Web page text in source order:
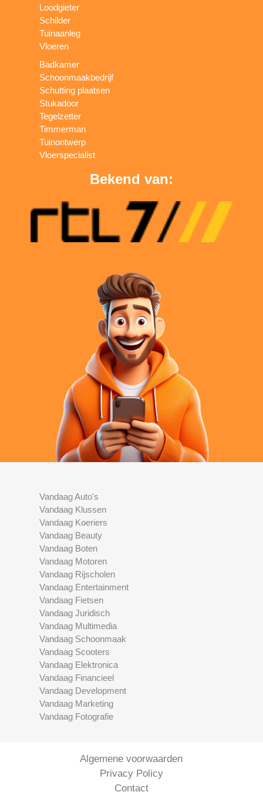
Loodgieter
Schilder
Tuinaanleg
Vloeren
Badkamer
Schoonmaakbedrijf
Schutting plaatsen
Stukadoor
Tegelzetter
Timmerman
Tuinontwerp
Vloerspecialist
Bekend van:
Vandaag Auto's
Vandaag Klussen
Vandaag Koeriers
Vandaag Beauty
Vandaag Boten
Vandaag Motoren
Vandaag Rijscholen
Vandaag Entertainment
Vandaag Fietsen
Vandaag Juridisch
Vandaag Multimedia
Vandaag Schoonmaak
Vandaag Scooters
Vandaag Elektronica
Vandaag Financieel
Vandaag Development
Vandaag Marketing
Vandaag Fotografie
Algemene voorwaarden
Privacy Policy
Contact